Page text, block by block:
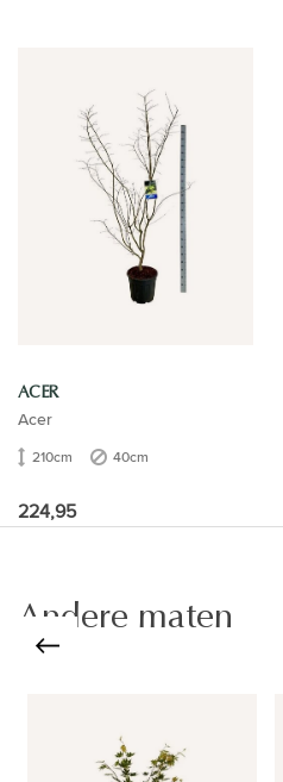
ACER
Acer
210cm 40cm
224,95
Andere maten